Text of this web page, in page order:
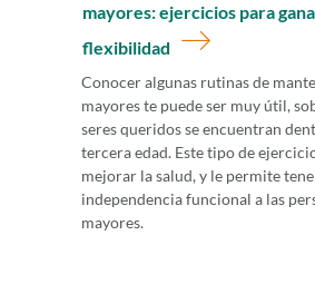
mayores: ejercicios para
flexibilidad
Conocer algunas rutinas de
mayores te puede ser muy útil,
seres queridos se encuentran
tercera edad. Este tipo de
mejorar la salud, y le permite
independencia funcional a las
mayores.